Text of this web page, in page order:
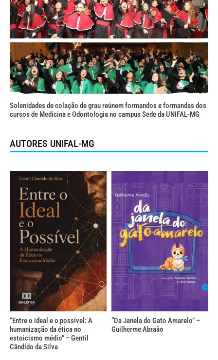
Solenidades de colação de grau reúnem formandos e formandas dos
cursos de Medicina e Odontologia no campus Sede da UNIFAL-MG
AUTORES UNIFAL-MG
“Entre o ideal e o possível: A
humanização da ética no
estoicismo médio” – Gentil
Cândido da Silva
“Da Janela do Gato Amarelo” –
Guilherme Abraão